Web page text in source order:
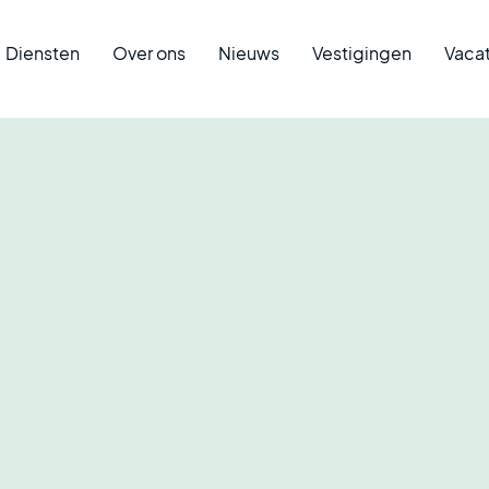
Diensten Over ons Nieuws Vestigingen